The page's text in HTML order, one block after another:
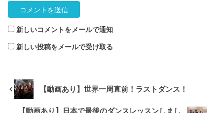
新しいコメントをメールで通知
新しい投稿をメールで受け取る
【動画あり】世界一周直前！ラストダンス！
【動画あり】日本で最後のダンスレッスンしまし